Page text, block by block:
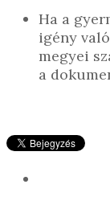
Ha a
igény
megyei
a